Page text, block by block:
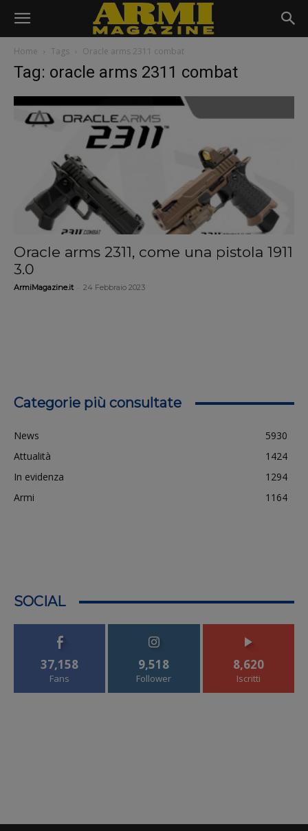
Home Tags Oracle arms 2311 combat
Tag: oracle arms 2311 combat
Oracle arms 2311, come una pistola 1911
3.0
ArmiMagazine.it 24 Febbraio 2023
Categorie più consultate
News
5930
Attualità
1424
In evidenza
1294
Armi
1164
SOCIAL
37,158
Fans
9,518
Follower
8,620
Iscritti